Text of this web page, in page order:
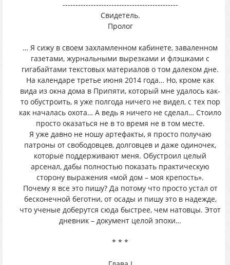
---------------------------------------------
Свидетель.
Пролог
… Я сижу в своем захламленном кабинете, заваленном
газетами, журнальными вырезками и флэшками с
гигабайтами текстовых материалов о том далеком дне.
На календаре третье июня 2014 года… Но, кроме как
вида из окна дома в Припяти, который мне удалось как-
то обустроить, я уже полгода ничего не видел, с тех пор
как началась охота… А ведь я ничего не сделал… Стоило
просто оказаться не в то время не в том месте.
Я уже давно не ношу артефакты, я просто получаю
патроны от свободовцев, долговцев и даже одиночек,
которые поддерживают меня. Обустроил целый
арсенал, дабы полностью показать практическую
сторону выражения «мой дом – моя крепость».
Почему я все это пишу? Да потому что просто устал от
бесконечной беготни, от осады и пишу это в надежде,
что ученые доберутся сюда быстрее, чем натовцы. Этот
дневник – документ целой эпохи…
* * *